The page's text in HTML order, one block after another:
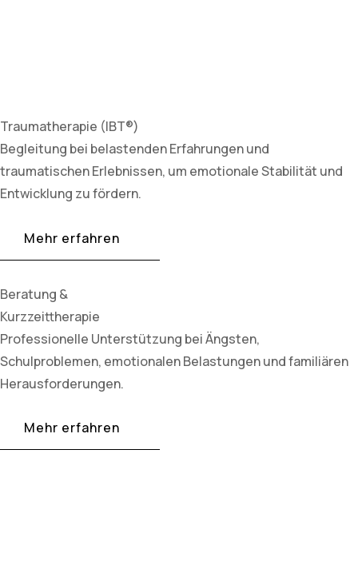
Traumatherapie (IBT®)
Begleitung bei belastenden Erfahrungen und
traumatischen Erlebnissen, um emotionale Stabilität und
Entwicklung zu fördern.
Mehr erfahren
Beratung &
Kurzzeittherapie
Professionelle Unterstützung bei Ängsten,
Schulproblemen, emotionalen Belastungen und familiären
Herausforderungen.
Mehr erfahren